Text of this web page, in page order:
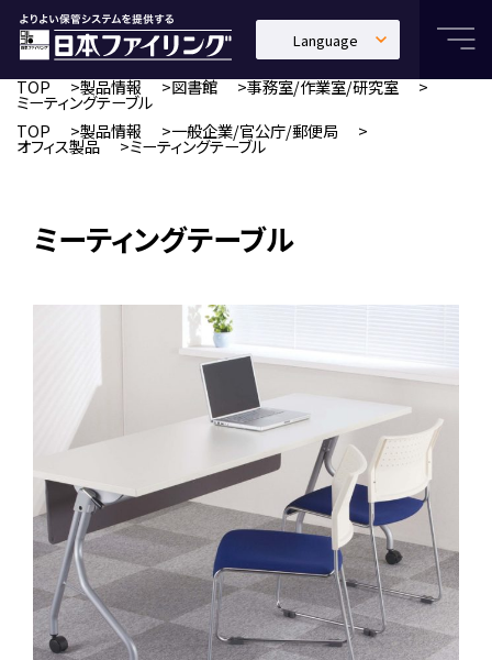
Language
日本語
English
TOP 製品情報 図書館 事務室/作業室/研究室
ミーティングテーブル
TOP
製品情報 一般企業/官公庁/郵便局
オフィス製品 ミーティングテーブル
ミーティングテーブル